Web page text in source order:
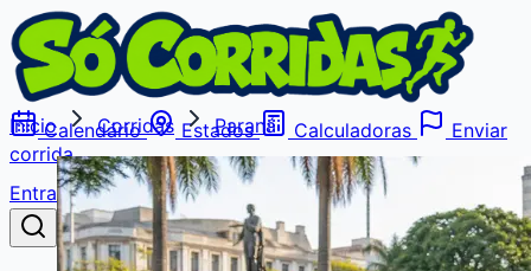
Calendário Estados Calculadoras
Enviar
corrida
Entrar
Buscar
Início Corridas Paraná